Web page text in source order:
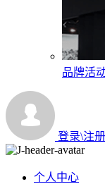
品牌活
登录\注册
个人中心